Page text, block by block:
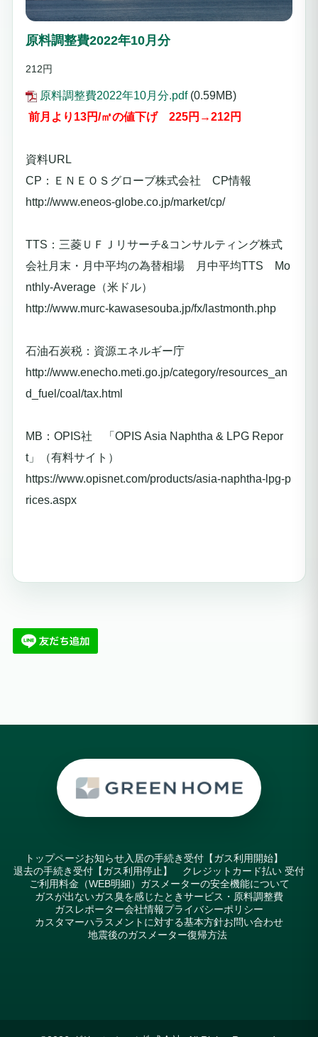
原料調整費2022年10月分
212円
原料調整費2022年10月分.pdf(0.59MB)
前月より13円/㎥の値下げ 225円→212円
資料URL
CP：ＥＮＥＯＳグローブ株式会社 CP情報
http://www.eneos-globe.co.jp/market/cp/
TTS：三菱ＵＦＪリサーチ&コンサルティング株式
会社月末・月中平均の為替相場 月中平均TTS Mo
nthly-Average（米ドル）
http://www.murc-kawasesouba.jp/fx/lastmonth.php
石油石炭税：資源エネルギー庁
http://www.enecho.meti.go.jp/category/resources_an
d_fuel/coal/tax.html
MB：OPIS社 「OPIS Asia Naphtha & LPG Repor
t」（有料サイト）
https://www.opisnet.com/products/asia-naphtha-lpg-p
rices.aspx
トップページお知らせ入居の手続き受付【ガス利用開始】
退去の手続き受付【ガス利用停止】 クレジットカード払い 受付
ご利用料金（WEB明細） ガスメーターの安全機能について
ガスが出ないガス臭を感じたときサービス・原料調整費
ガスレポーター会社情報プライバシーポリシー
カスタマーハラスメントに対する基本方針お問い合わせ
地震後のガスメーター復帰方法